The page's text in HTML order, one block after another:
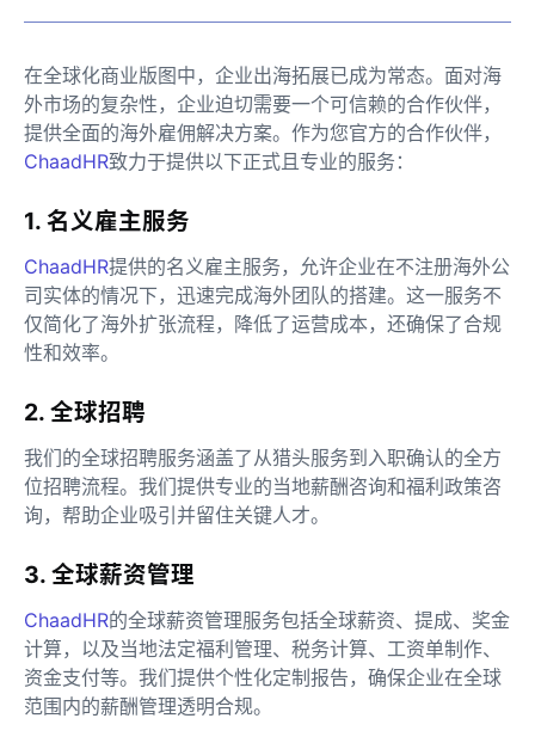
在全球化商业版图中，企业出海拓展已成为常态。面对海
外市场的复杂性，企业迫切需要一个可信赖的合作伙伴，
提供全面的海外雇佣解决方案。作为您官方的合作伙伴，
ChaadHR致力于提供以下正式且专业的服务：
1. 名义雇主服务
ChaadHR提供的名义雇主服务，允许企业在不注册海外公
司实体的情况下，迅速完成海外团队的搭建。这一服务不
仅简化了海外扩张流程，降低了运营成本，还确保了合规
性和效率。
2. 全球招聘
我们的全球招聘服务涵盖了从猎头服务到入职确认的全方
位招聘流程。我们提供专业的当地薪酬咨询和福利政策咨
询，帮助企业吸引并留住关键人才。
3. 全球薪资管理
ChaadHR的全球薪资管理服务包括全球薪资、提成、奖金
计算，以及当地法定福利管理、税务计算、工资单制作、
资金支付等。我们提供个性化定制报告，确保企业在全球
范围内的薪酬管理透明合规。